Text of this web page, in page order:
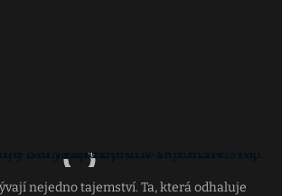
nejedno tajemství. Ta, která odhaluje